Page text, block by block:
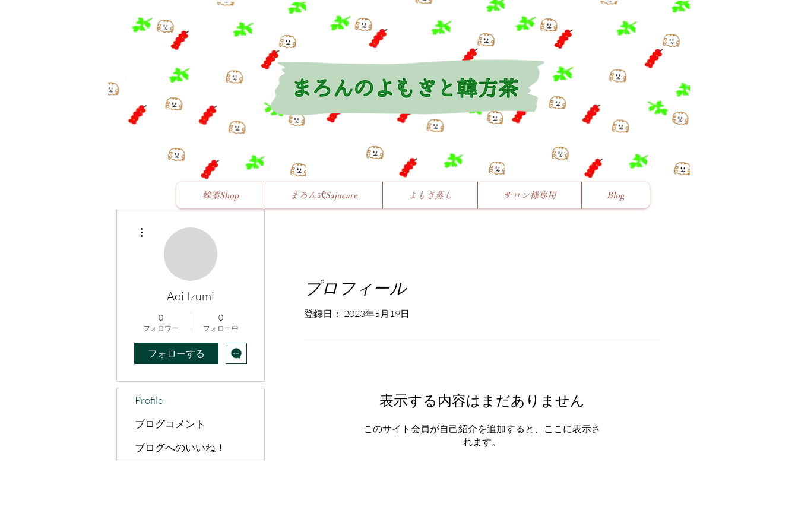
韓薬Shop まろん式Sajucare よもぎ蒸し サロン様専用 Blog
プロフィール
登録日： 2023年5月19日
表示する内容はまだありません
このサイト会員が自己紹介を追加すると、ここに表示さ
れます。
Aoi Izumi
0
フォロワー
0
フォロー中
フォローする
Profile
ブログコメント
ブログへのいいね！